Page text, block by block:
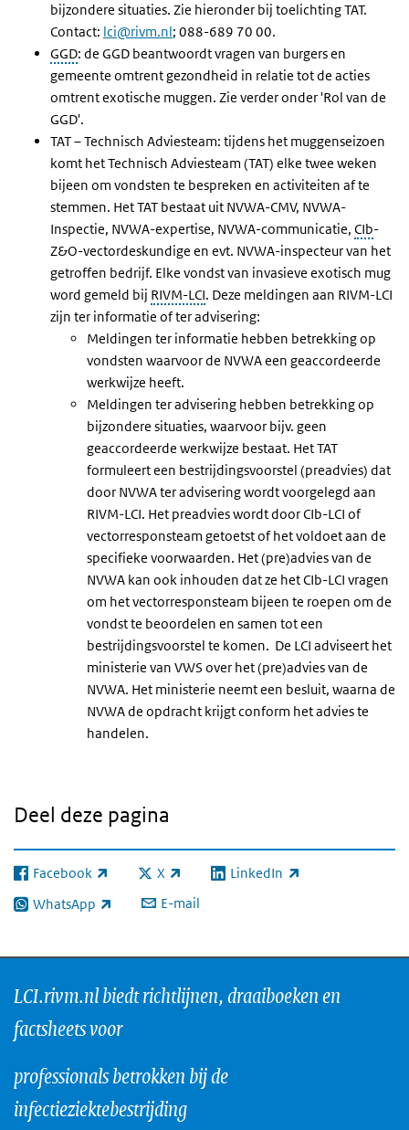
bijzondere situaties. Zie hieronder bij toelichting TAT.
Contact: lci@rivm.nl; 088-689 70 00.
GGD: de GGD beantwoordt vragen van burgers en
gemeente omtrent gezondheid in relatie tot de acties
omtrent exotische muggen. Zie verder onder 'Rol van de
GGD'.
TAT – Technisch Adviesteam: tijdens het muggenseizoen
komt het Technisch Adviesteam (TAT) elke twee weken
bijeen om vondsten te bespreken en activiteiten af te
stemmen. Het TAT bestaat uit NVWA-CMV, NVWA-
Inspectie, NVWA-expertise, NVWA-communicatie, CIb-
Z&O-vectordeskundige en evt. NVWA-inspecteur van het
getroffen bedrijf. Elke vondst van invasieve exotisch mug
word gemeld bij RIVM-LCI. Deze meldingen aan RIVM-LCI
zijn ter informatie of ter advisering:
Meldingen ter informatie hebben betrekking op
vondsten waarvoor de NVWA een geaccordeerde
werkwijze heeft.
Meldingen ter advisering hebben betrekking op
bijzondere situaties, waarvoor bijv. geen
geaccordeerde werkwijze bestaat. Het TAT
formuleert een bestrijdingsvoorstel (preadvies) dat
door NVWA ter advisering wordt voorgelegd aan
RIVM-LCI. Het preadvies wordt door CIb-LCI of
vectorresponsteam getoetst of het voldoet aan de
specifieke voorwaarden. Het (pre)advies van de
NVWA kan ook inhouden dat ze het CIb-LCI vragen
om het vectorresponsteam bijeen te roepen om de
vondst te beoordelen en samen tot een
bestrijdingsvoorstel te komen. De LCI adviseert het
ministerie van VWS over het (pre)advies van de
NVWA. Het ministerie neemt een besluit, waarna de
NVWA de opdracht krijgt conform het advies te
handelen.
Deel deze pagina
Facebook
(externe link) X
(externe link) LinkedIn
(externe link)
WhatsApp
(externe link) E-mail
LCI.rivm.nl biedt richtlijnen, draaiboeken en
factsheets voor
professionals betrokken bij de
infectieziektebestrijding